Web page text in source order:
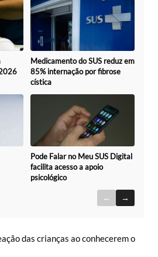
Medicamento do SUS reduz em
85% internação por fibrose
cística
Pode Falar no Meu SUS Digital
facilita acesso a apoio
psicológico
← →
das crianças ao conhecerem o